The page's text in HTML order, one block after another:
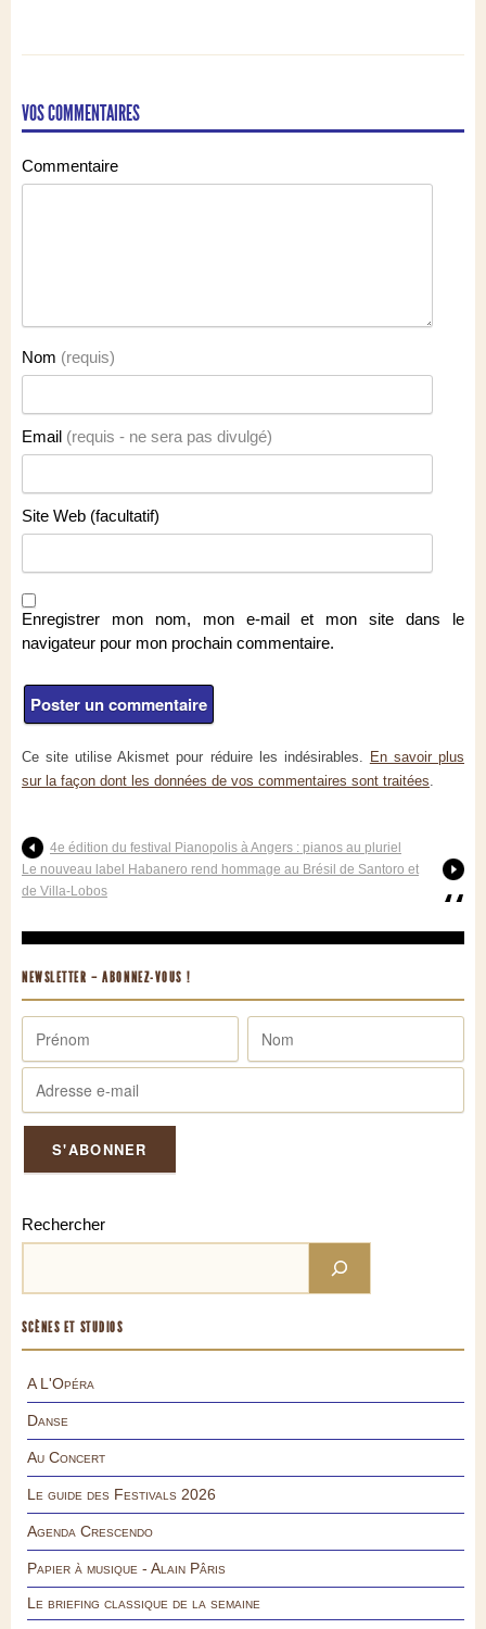
VOS COMMENTAIRES
Commentaire
Nom (requis)
Email (requis - ne sera pas divulgé)
Site Web (facultatif)
Enregistrer mon nom, mon e-mail et mon site dans le
navigateur pour mon prochain commentaire.
Ce site utilise Akismet pour réduire les indésirables. En savoir plus
sur la façon dont les données de vos commentaires sont traitées.
4e édition du festival Pianopolis à Angers : pianos au pluriel
Le nouveau label Habanero rend hommage au Brésil de Santoro et
de Villa-Lobos
NEWSLETTER – ABONNEZ-VOUS !
Rechercher
SCÈNES ET STUDIOS
A L'Opéra
Danse
Au Concert
Le guide des Festivals 2026
Agenda Crescendo
Papier à musique - Alain Pâris
Le briefing classique de la semaine